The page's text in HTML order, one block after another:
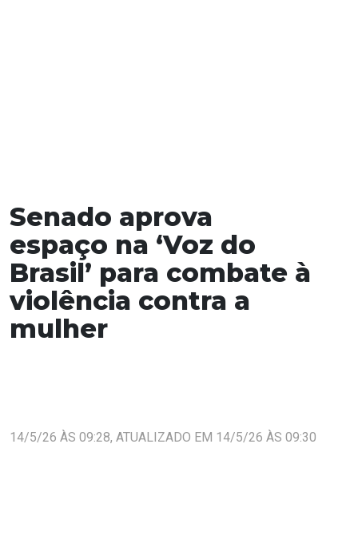
Senado aprova
espaço na ‘Voz do
Brasil’ para combate à
violência contra a
mulher
14/5/26 ÀS 09:28, ATUALIZADO EM 14/5/26 ÀS 09:30